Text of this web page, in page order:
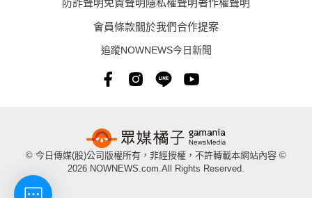
會員條款關於我們合作提案
追蹤NOWNEWS今日新聞
© 今日傳媒(股)公司版權所有，非經授權，不許轉載本網站內容 ©
2026 NOWNEWS.com.All Rights Reserved.